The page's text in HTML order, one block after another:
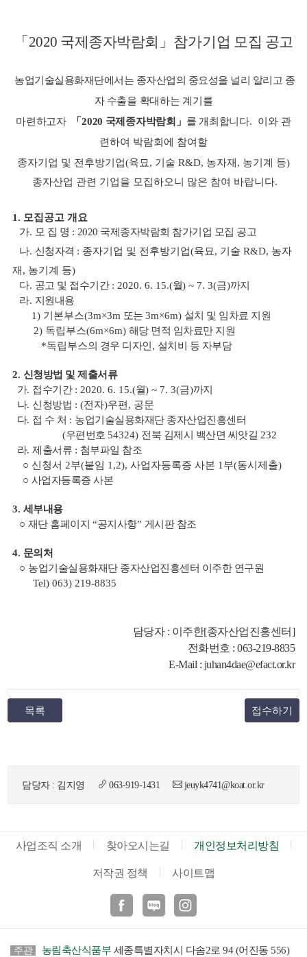
「 2020 국제종자박람회 」참가기업 모집 공고
농업기술실용화재단에서는 종자산업의 중요성을 널리 알리고 종
자 수출을 확대하는 계기를
마련하고자
「2020 국제종자박람회 」 를 개최 합니다. 이와 관
련하여 박람회에 참여할
종자기업 및 전후방기업(육묘, 기술 R&D, 농자재, 농기계 등)
종자산업 관련 기업을 모집하오니 많은 참여 바랍니다.
1. 모집공고 개요
가. 모 집 명 : 2020 국제종자박람회 참가기업 모집 공고
나. 신청자격 : 종자기업 및 전후방기업(육묘, 기술 R&D, 농자
재, 농기계 등)
다. 공고 및 접수기간 : 2020. 6. 15.(월) ~ 7. 3(금)까지
라. 지원내용
1) 기본부스(3m×3m 또는3m×6m) 설치 및 임차료 지원
2) 독립부스(6m×6m) 해당 면적 임차료만 지원
*독립부스의 경우 디자인, 설치비 등 자부담
2. 신청방법 및 제출서류
가. 접수기간 : 2020. 6. 15.(월) ~ 7. 3(금)까지
나. 신청방법 : (전자)우편, 공문
다. 접 수 처 : 농업기술실용화재단 종자산업진흥센터
(우편번호 54324) 전북 김제시 백산면 씨앗길 232
라.제출서류 : 첨부파일 참조
○ 신청서 2부(붙임 1,2), 사업자등록증 사본 1부(동시제출)
○ 사업자등록증 사본
3. 세부내용
○ 재단 홈페이지 “공지사항” 게시판 참조
4. 문의처
○ 농업기술실용화재단 종자산업진흥센터 이주한 연구원
Tel) 063) 219-8835
담당자 : 이주한[종자산업진흥센터]
전화번호 :063-219-8835
E-Mail : juhan4dae@efact.or.kr
목록 접수하기
담당자 : 김지영 063-919-1431 jeuyk4741@koat.or.kr
사업조직 소개 찾아오시는길 개인정보처리방침
저작권 정책 사이트맵
인스타
주관 농림축산식품부 세종특별자치시 다솜2로 94 (어진동 556)